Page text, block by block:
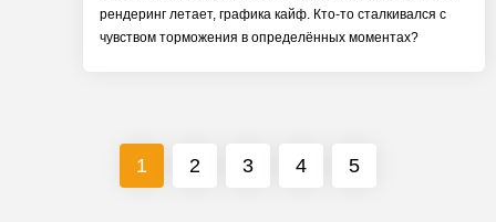
рендеринг летает, графика кайф. Кто-то сталкивался с
чувством торможения в определённых моментах?
1 2 3 4 5